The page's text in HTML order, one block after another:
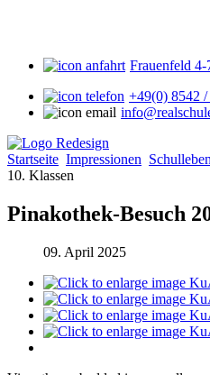
Frauenfeld
+49(0) 8542
Startseite Impressionen Schulleben
10. Klassen
Pinakothek-Besuch
09. April 2025